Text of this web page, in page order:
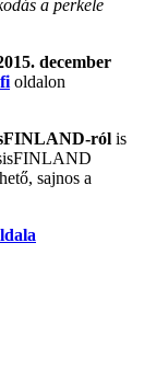
a perkele
december
oldalon
ról is
sajnos a